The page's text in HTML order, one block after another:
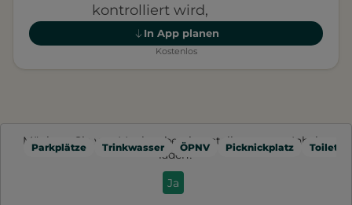
kontrolliert wird,
In App planen
Kostenlos
Parkplätze Trinkwasser ÖPNV Picknickplatz
Möchten Sie von Mapbox
bereitgestellte externe Inhalte
laden?
Ja